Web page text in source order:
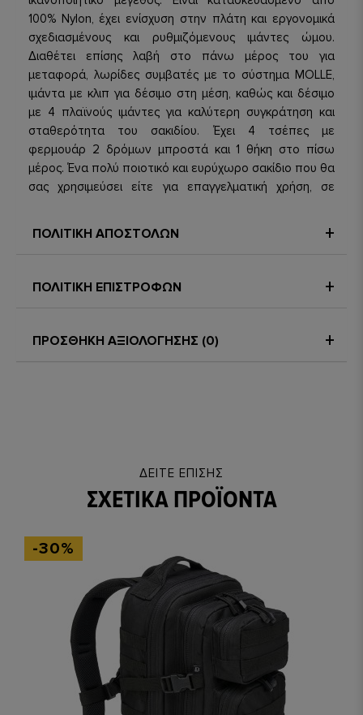
100% Nylon, έχει ενίσχυση στην πλάτη και εργονομικά
σχεδιασμένους και ρυθμιζόμενους ιμάντες ώμου.
Διαθέτει επίσης λαβή στο πάνω μέρος του για
μεταφορά, λωρίδες συμβατές με το σύστημα MOLLE,
ιμάντα με κλιπ για δέσιμο στη μέση, καθώς και δέσιμο
με 4 πλαϊνούς ιμάντες για καλύτερη συγκράτηση και
σταθερότητα του σακιδίου. Έχει 4 τσέπες με
φερμουάρ 2 δρόμων μπροστά και 1 θήκη στο πίσω
μέρος. Ένα πολύ ποιοτικό και ευρύχωρο σακίδιο που θα
σας χρησιμεύσει είτε για επαγγελματική χρήση, σε
Υλικό κατασκευής: 100% Nylon
ΠΟΛΙΤΙΚΗ ΑΠΟΣΤΟΛΩΝ
ΠΟΛΙΤΙΚΗ ΕΠΙΣΤΡΟΦΩΝ
ΠΡΟΣΘΗΚΗ ΑΞΙΟΛΟΓΗΣΗΣ (0)
ΔΕΊΤΕ ΕΠΊΣΗΣ
ΣΧΕΤΙΚΆ ΠΡΟΪΌΝΤΑ
-30%